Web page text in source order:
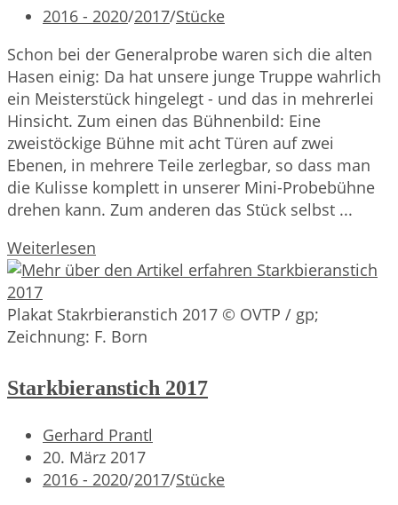
veröffentlicht:
Beitrags-
2016 - 2020/2017/Stücke
Schon bei der Generalprobe waren sich die alten
Hasen einig: Da hat unsere junge Truppe wahrlich
ein Meisterstück hingelegt - und das in mehrerlei
Hinsicht. Zum einen das Bühnenbild: Eine
zweistöckige Bühne mit acht Türen auf zwei
Ebenen, in mehrere Teile zerlegbar, so dass man
die Kulisse komplett in unserer Mini-Probebühne
drehen kann. Zum anderen das Stück selbst ...
Weiterlesen
nackte
Plakat Stakrbieranstich 2017 © OVTP / gp;
Zeichnung: F. Born
Starkbieranstich 2017
Beitrags-
Autor:
Gerhard Prantl
Beitrag
veröffentlicht:
20. März 2017
Beitrags-
2016 - 2020/2017/Stücke